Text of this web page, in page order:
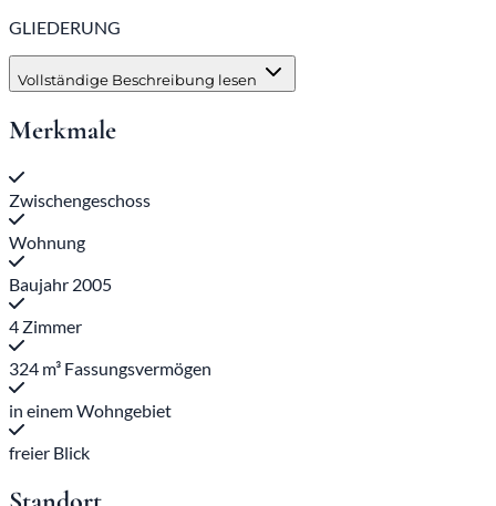
GLIEDERUNG
Vollständige Beschreibung lesen
Merkmale
Zwischengeschoss
Wohnung
Baujahr 2005
4 Zimmer
324 m³ Fassungsvermögen
in einem Wohngebiet
freier Blick